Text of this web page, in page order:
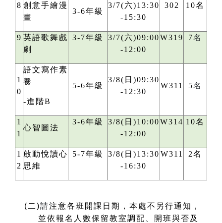
8 創意手繪漫
畫
3-6年級
3/7(六)13:30
-15:30
302 10名
9 英語歌舞戲
劇
3-7年級
3/7(六)09:00
-12:00
W319 7名
1
0
語文寫作素
養
-進階B
5-6年級
3/8(日)09:30
-12:30
W311 5名
1
1
心智圖法
3-6年級
3/8(日)10:00
-12:00
W314 10名
1
2
啟動悅讀心
思維
5-7年級
3/8(日)13:30
-16:30
W311 2名
( 二)請注意各班開課日期，本處不另行通知，
並依報名人數保留教室調配、開班與否及